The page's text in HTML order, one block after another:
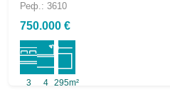
Реф.: 3610
750.000 €
3 4 295m²